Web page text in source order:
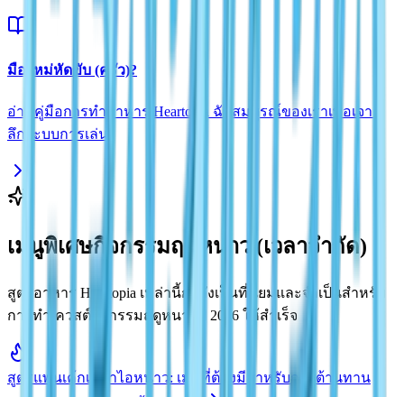
มือใหม่หัดขับ (ครัว)?
อ่านคู่มือการทำอาหาร Heartopia ฉับสมบูรณ์ของเราเพื่อเจาะ
ลึกระบบการเล่น
เมนูพิเศษกิจกรรมฤดูหนาว (เวลาจำกัด)
สูตรอาหาร Heartopia เหล่านี้กำลังเป็นที่นิยมและจำเป็นสำหรับ
การทำเควสต์กิจกรรมฤดูหนาวปี 2026 ให้สำเร็จ
สูตรแพนเค้กเคล้าไอหนาว: เมนูที่ต้องมีสำหรับการต้านทาน